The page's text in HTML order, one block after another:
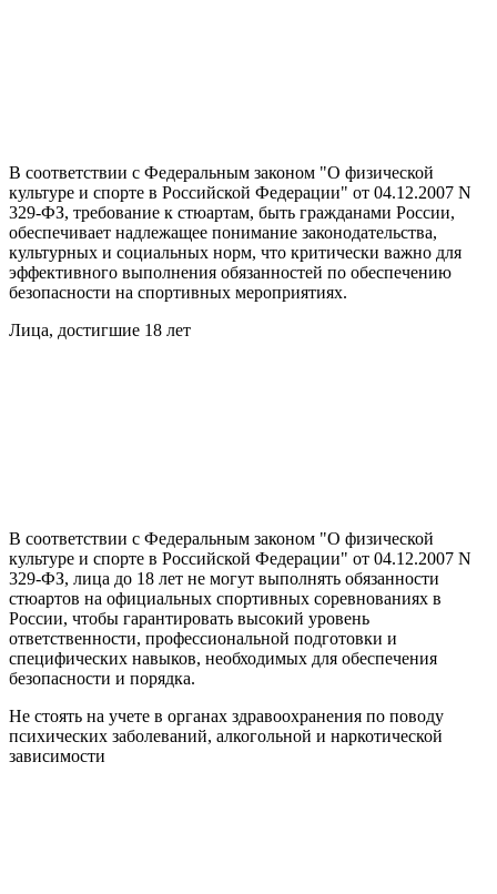
В соответствии с Федеральным законом "О физической
культуре и спорте в Российской Федерации" от 04.12.2007 N
329-ФЗ, требование к стюартам, быть гражданами России,
обеспечивает надлежащее понимание законодательства,
культурных и социальных норм, что критически важно для
эффективного выполнения обязанностей по обеспечению
безопасности на спортивных мероприятиях.
Лица, достигшие 18 лет
В соответствии с Федеральным законом "О физической
культуре и спорте в Российской Федерации" от 04.12.2007 N
329-ФЗ, лица до 18 лет не могут выполнять обязанности
стюартов на официальных спортивных соревнованиях в
России, чтобы гарантировать высокий уровень
ответственности, профессиональной подготовки и
специфических навыков, необходимых для обеспечения
безопасности и порядка.
Не стоять на учете в органах здравоохранения по поводу
психических заболеваний, алкогольной и наркотической
зависимости